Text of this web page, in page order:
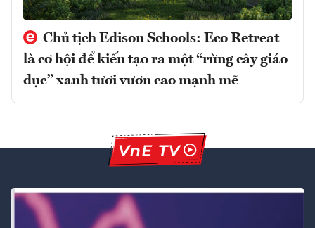
Chủ tịch Edison Schools: Eco Retreat
là cơ hội để kiến tạo ra một “rừng cây giáo
dục” xanh tươi vươn cao mạnh mẽ